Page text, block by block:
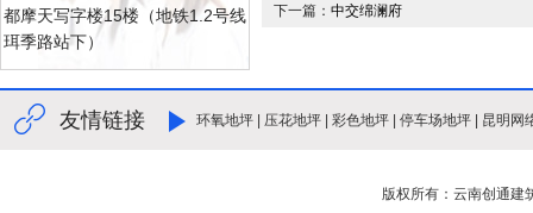
都摩天写字楼15楼（地铁1.2号线
珥季路站下）
下一篇： 中交绵澜府
友情链接 环氧地坪 压花地坪 彩色地坪 停车场地坪 昆明网
版权所有：云南创通建